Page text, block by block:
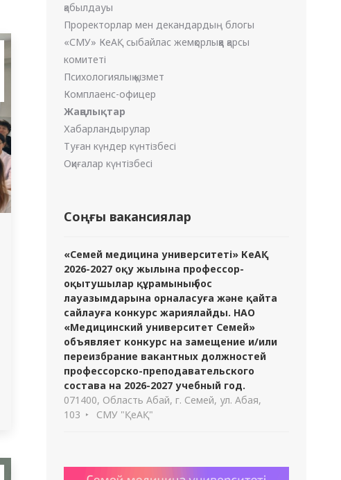
қабылдауы
Проректорлар мен декандардың блогы
«СМУ» КеАҚ сыбайлас жемқорлыққа қарсы
комитеті
Психологиялық қызмет
Комплаенс-офицер
Жаңалықтар
Хабарландырулар
Туған күндер күнтізбесі
Оқиғалар күнтізбесі
Соңғы вакансиялар
«Семей медицина университеті» КеАҚ
2026-2027 оқу жылына профессор-
оқытушылар құрамының бос
лауазымдарына орналасуға және қайта
сайлауға конкурс жариялайды. НАО
«Медицинский университет Семей»
объявляет конкурс на замещение и/или
переизбрание вакантных должностей
профессорско-преподавательского
состава на 2026-2027 учебный год.
071400, Область Абай, г. Семей, ул. Абая,
103
СМУ "ҚеАҚ"